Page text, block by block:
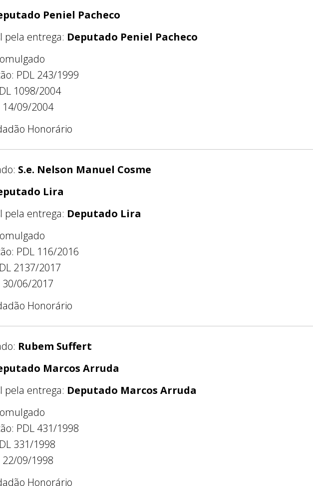
Peniel Pacheco
pela entrega: Deputado Peniel Pacheco
PDL 243/1999
1098/2004
14/09/2004
Honorário
S.e. Nelson Manuel Cosme
Lira
pela entrega: Deputado Lira
PDL 116/2016
2137/2017
30/06/2017
Honorário
Rubem Suffert
Marcos Arruda
pela entrega: Deputado Marcos Arruda
PDL 431/1998
331/1998
22/09/1998
Honorário